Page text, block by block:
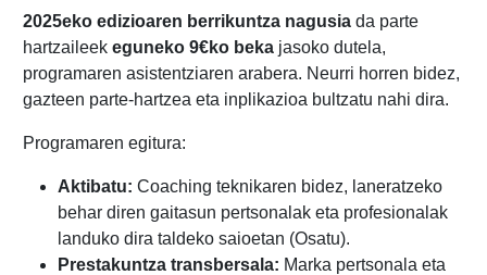
2025eko edizioaren berrikuntza nagusiada parte
hartzaileek eguneko 9€ko bekajasoko dutela,
programaren asistentziaren arabera. Neurri horren bidez,
gazteen parte-hartzea eta inplikazioa bultzatu nahi dira.
Programaren egitura:
Aktibatu: Coaching teknikaren bidez, laneratzeko
behar diren gaitasun pertsonalak eta profesionalak
landuko dira taldeko saioetan (Osatu).
Prestakuntza transbersala: Marka pertsonala eta